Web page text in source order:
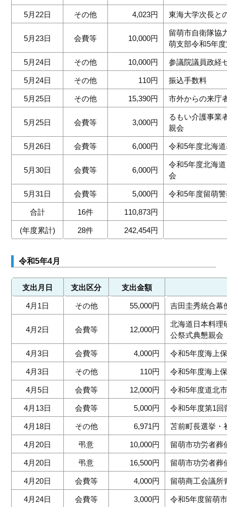
5月22日 その他 4,023円 東海大学次長と
5月23日 会費等 10,000円
留萌市自衛隊協
萌支部令和5年
5月24日 その他 10,000円 参議院議員政経
5月24日 その他 110円 振込手数料
5月25日 その他 15,390円 市外からの来庁
5月25日 会費等 3,000円
るもい介護事業
親会
5月26日 会費等 6,000円 令和5年度北海
5月30日 会費等 6,000円
令和5年度北海
会
5月31日 会費等 5,000円 令和5年度留萌
合計 16件 110,873円
(年度累計) 28件 242,454円
令和5年4月
支出月日 支出区分 支出金額
4月1日 その他 55,000円 吉田圭秀統合幕
4月2日 会費等 12,000円
北海道日本料理
公祭式典懇親会
4月3日 会費等 4,000円 令和5年度海上
4月3日 その他 110円 令和5年度海上
4月5日 会費等 12,000円 令和5年度道北
4月13日 会費等 5,000円 令和5年度第1回
4月18日 その他 6,971円 苫前町長選挙・
4月20日 弔意 10,000円 留萌市功労者葬
4月20日 弔意 16,500円 留萌市功労者葬
4月20日 会費等 4,000円 留萌商工会議所
4月24日 会費等 3,000円 令和5年度留萌